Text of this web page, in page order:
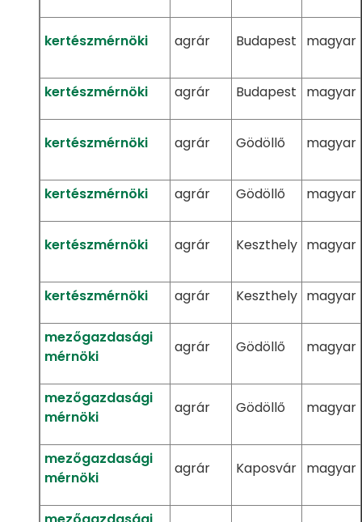
kertészmérnöki agrár Budapest magyar
kertészmérnöki agrár Budapest magyar
kertészmérnöki agrár Gödöllő magyar
kertészmérnöki agrár Gödöllő magyar
kertészmérnöki agrár Keszthely magyar
kertészmérnöki agrár Keszthely magyar
mezőgazdasági
mérnöki
agrár Gödöllő magyar
mezőgazdasági
mérnöki
agrár Gödöllő magyar
mezőgazdasági
mérnöki
agrár Kaposvár magyar